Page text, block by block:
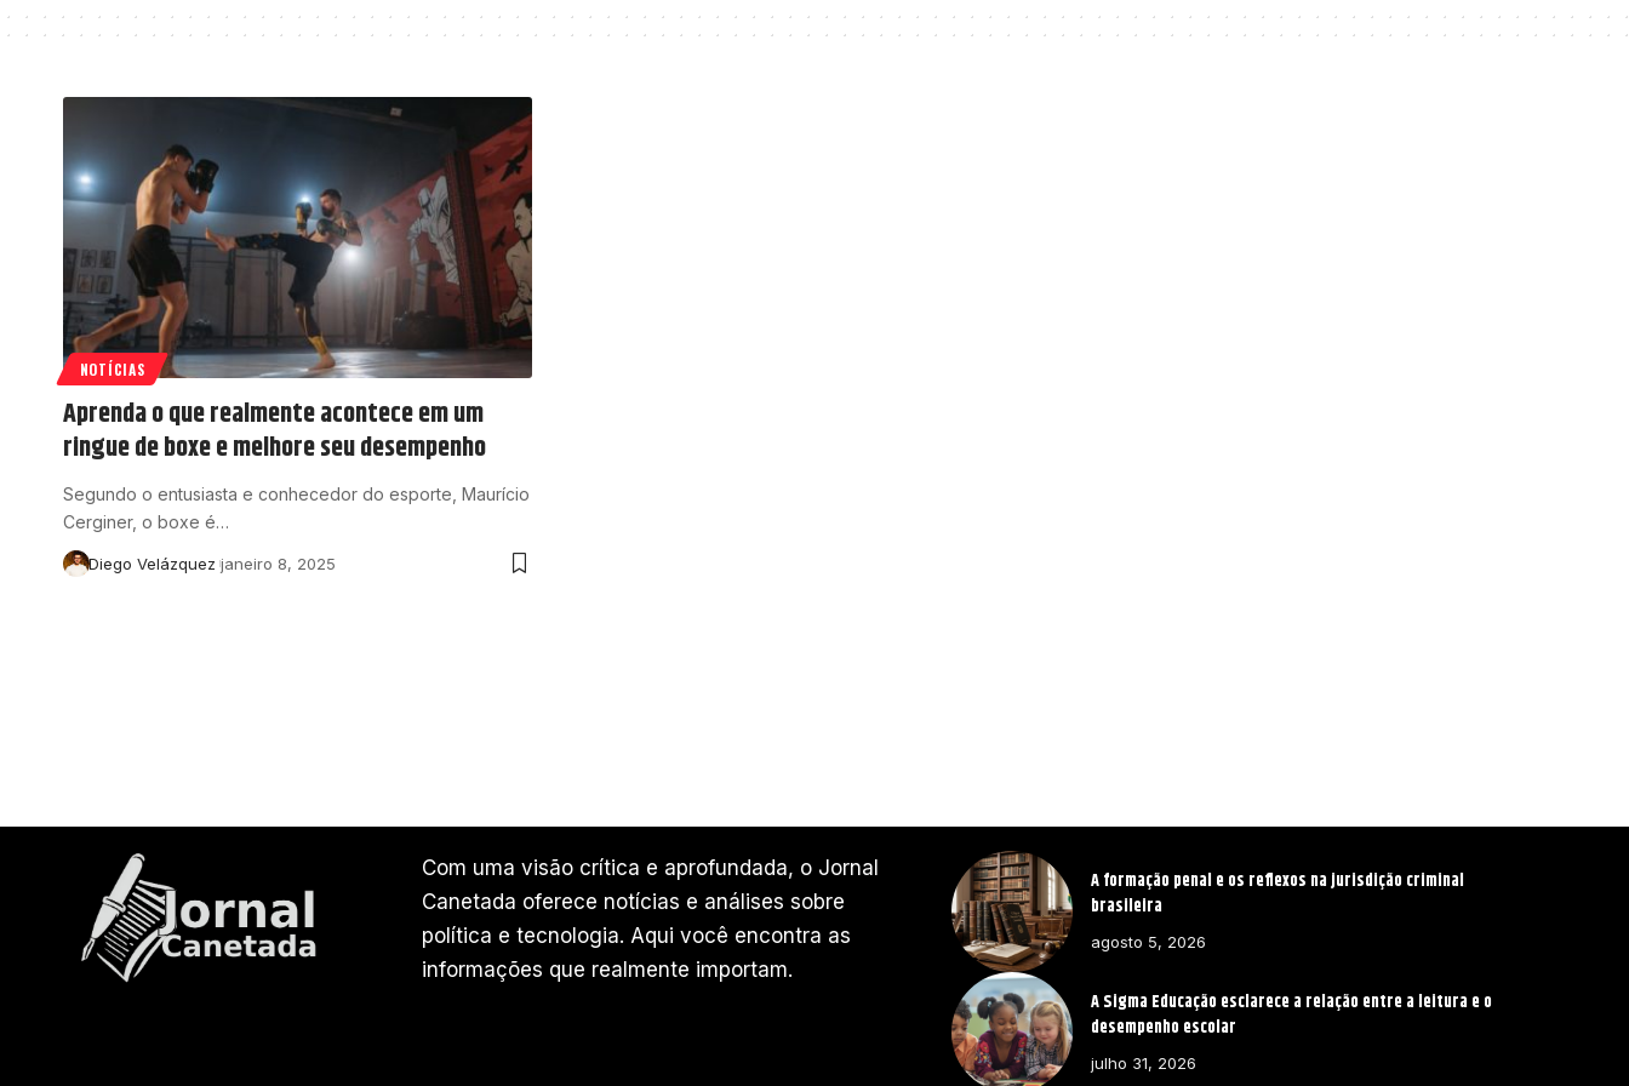
NOTÍCIAS
Aprenda o que realmente acontece em um
ringue de boxe e melhore seu desempenho
Segundo o entusiasta e conhecedor do esporte, Maurício
Cerginer, o boxe é…
Diego Velázquez janeiro 8, 2025
Com uma visão crítica e aprofundada, o Jornal
Canetada oferece notícias e análises sobre
política e tecnologia. Aqui você encontra as
informações que realmente importam.
A formação penal e os reflexos na jurisdição criminal
brasileira
agosto 5, 2026
A Sigma Educação esclarece a relação entre a leitura e o
desempenho escolar
julho 31, 2026